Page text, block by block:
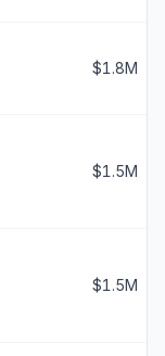
$1.8M
$1.5M
$1.5M